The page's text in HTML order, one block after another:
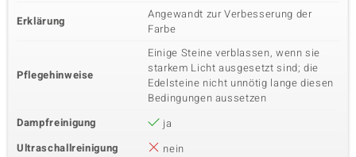
Erklärung
Angewandt zur Verbesserung der
Farbe
Pflegehinweise
Einige Steine verblassen, wenn sie
starkem Licht ausgesetzt sind; die
Edelsteine nicht unnötig lange diesen
Bedingungen aussetzen
Dampfreinigung
ja
Ultraschallreinigung
nein